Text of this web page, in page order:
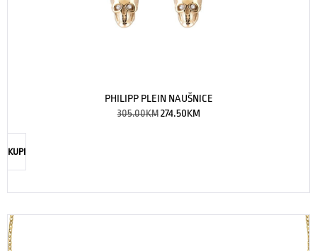
PHILIPP PLEIN NAUŠNICE
305.00KM 274.50KM
KUPI